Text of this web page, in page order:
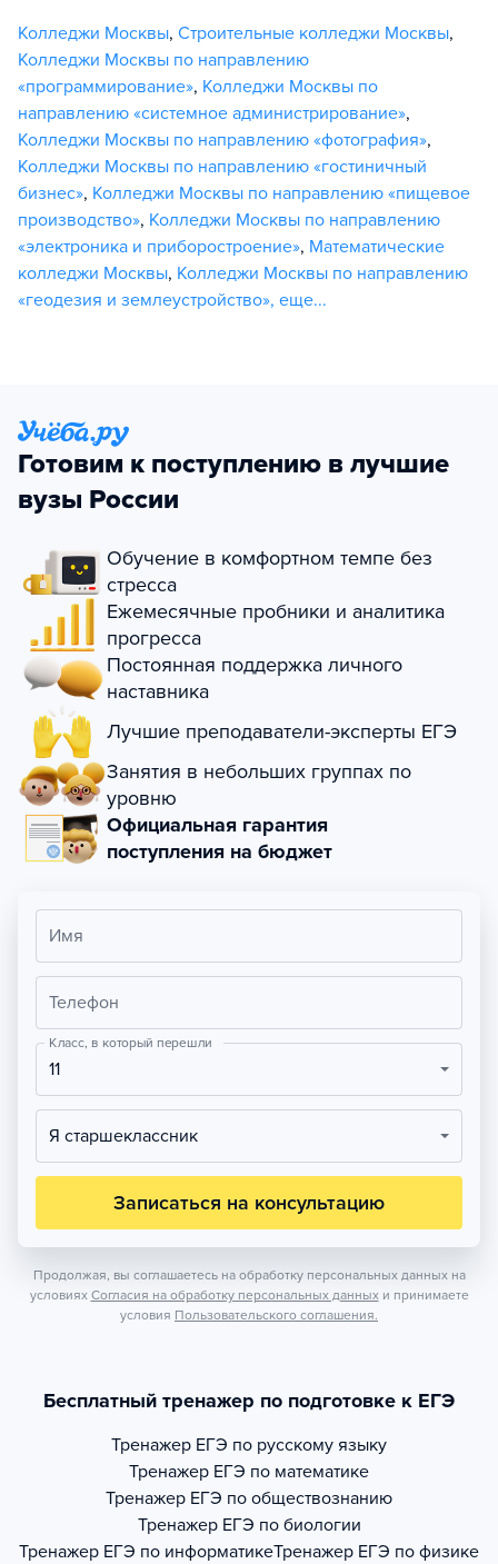
Колледжи Москвы, Строительные колледжи Москвы,
Колледжи Москвы по направлению
«программирование», Колледжи Москвы по
направлению «системное администрирование»,
Колледжи Москвы по направлению «фотография»,
Колледжи Москвы по направлению «гостиничный
бизнес», Колледжи Москвы по направлению «пищевое
производство», Колледжи Москвы по направлению
«электроника и приборостроение», Математические
колледжи Москвы, Колледжи Москвы по направлению
«геодезия и землеустройство», еще...
Готовим к поступлению в лучшие
вузы России
Обучение в комфортном темпе без
стресса
Ежемесячные пробники и аналитика
прогресса
Постоянная поддержка личного
наставника
Лучшие преподаватели-эксперты ЕГЭ
Занятия в небольших группах по
уровню
Официальная гарантия
поступления на бюджет
Имя
Телефон
Класс, в который перешли
11
Я старшеклассник
Записаться на консультацию
Продолжая, вы соглашаетесь на обработку персональных данных на
условиях Согласия на обработку персональных данных и принимаете
условия Пользовательского соглашения.
Бесплатный тренажер по подготовке к ЕГЭ
Тренажер ЕГЭ по русскому языку
Тренажер ЕГЭ по математике
Тренажер ЕГЭ по обществознанию
Тренажер ЕГЭ по биологии
Тренажер ЕГЭ по информатикеТренажер ЕГЭ по физике